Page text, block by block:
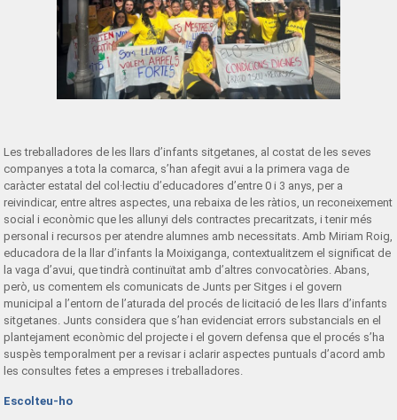
Les treballadores de les llars d’infants sitgetanes, al costat de les seves
companyes a tota la comarca, s’han afegit avui a la primera vaga de
caràcter estatal del col·lectiu d’educadores d’entre 0 i 3 anys, per a
reivindicar, entre altres aspectes, una rebaixa de les ràtios, un reconeixement
social i econòmic que les allunyi dels contractes precaritzats, i tenir més
personal i recursos per atendre alumnes amb necessitats. Amb Miriam Roig,
educadora de la llar d’infants la Moixiganga, contextualitzem el significat de
la vaga d’avui, que tindrà continuïtat amb d’altres convocatòries. Abans,
però, us comentem els comunicats de Junts per Sitges i el govern
municipal a l’entorn de l’aturada del procés de licitació de les llars d’infants
sitgetanes. Junts considera que s’han evidenciat errors substancials en el
plantejament econòmic del projecte i el govern defensa que el procés s’ha
suspès temporalment per a revisar i aclarir aspectes puntuals d’acord amb
les consultes fetes a empreses i treballadores.
Escolteu-ho